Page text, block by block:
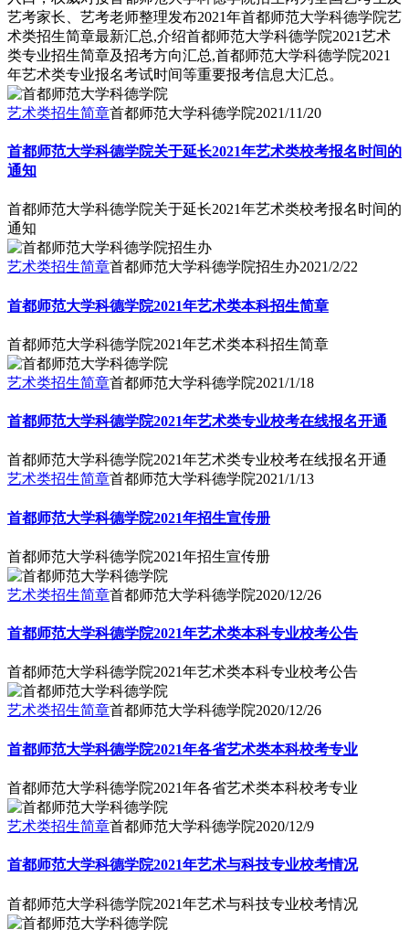
艺考家长、艺考老师整理发布2021年首都师范大学科德学院艺
术类招生简章最新汇总,介绍首都师范大学科德学院2021艺术
类专业招生简章及招考方向汇总,首都师范大学科德学院2021
年艺术类专业报名考试时间等重要报考信息大汇总。
艺术类招生简章首都师范大学科德学院2021/11/20
首都师范大学科德学院关于延长2021年艺术类校考报名时间的
通知
首都师范大学科德学院关于延长2021年艺术类校考报名时间的
通知
艺术类招生简章首都师范大学科德学院招生办2021/2/22
首都师范大学科德学院2021年艺术类本科招生简章
首都师范大学科德学院2021年艺术类本科招生简章
艺术类招生简章首都师范大学科德学院2021/1/18
首都师范大学科德学院2021年艺术类专业校考在线报名开通
首都师范大学科德学院2021年艺术类专业校考在线报名开通
艺术类招生简章首都师范大学科德学院2021/1/13
首都师范大学科德学院2021年招生宣传册
首都师范大学科德学院2021年招生宣传册
艺术类招生简章首都师范大学科德学院2020/12/26
首都师范大学科德学院2021年艺术类本科专业校考公告
首都师范大学科德学院2021年艺术类本科专业校考公告
艺术类招生简章首都师范大学科德学院2020/12/26
首都师范大学科德学院2021年各省艺术类本科校考专业
首都师范大学科德学院2021年各省艺术类本科校考专业
艺术类招生简章首都师范大学科德学院2020/12/9
首都师范大学科德学院2021年艺术与科技专业校考情况
首都师范大学科德学院2021年艺术与科技专业校考情况